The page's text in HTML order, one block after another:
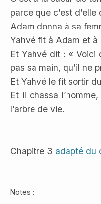
parce que c’est
Adam donna à sa
Yahvé fit à Adam et à
Et Yahvé dit : « Voici
pas sa main, qu’il ne
Et Yahvé le fit sortir
Et il chassa
l’arbre de vie.
Chapitre 3 adapté du
Notes :